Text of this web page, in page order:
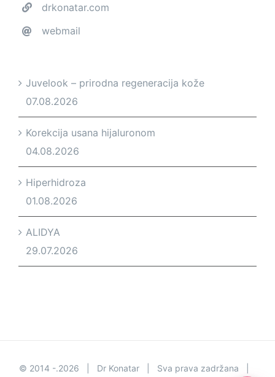
drkonatar.com
webmail
Juvelook – prirodna regeneracija kože
07.08.2026
Korekcija usana hijaluronom
04.08.2026
Hiperhidroza
01.08.2026
ALIDYA
29.07.2026
© 2014 -.2026 | Dr Konatar | Sva prava zadržana |